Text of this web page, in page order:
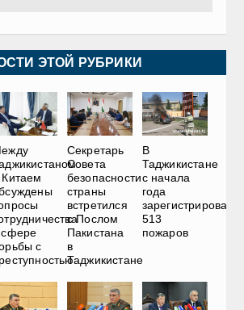
ЭТОЙ РУБРИКИ
Китаем
сфере
с
Секретарь
Совета
безопасности
страны
встретился
с Послом
Пакистана
в
Таджикистане
В
Таджикистане
с начала
года
зарегистрировано
513
пожаров